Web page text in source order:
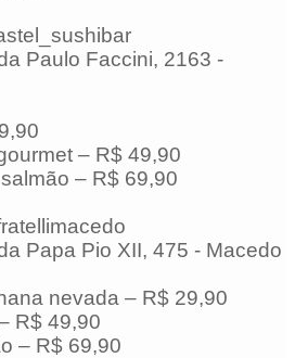
Paulo Faccini, 2163 -
– R$ 49,90
– R$ 69,90
Papa Pio XII, 475 - Macedo
nevada – R$ 29,90
R$ 49,90
– R$ 69,90